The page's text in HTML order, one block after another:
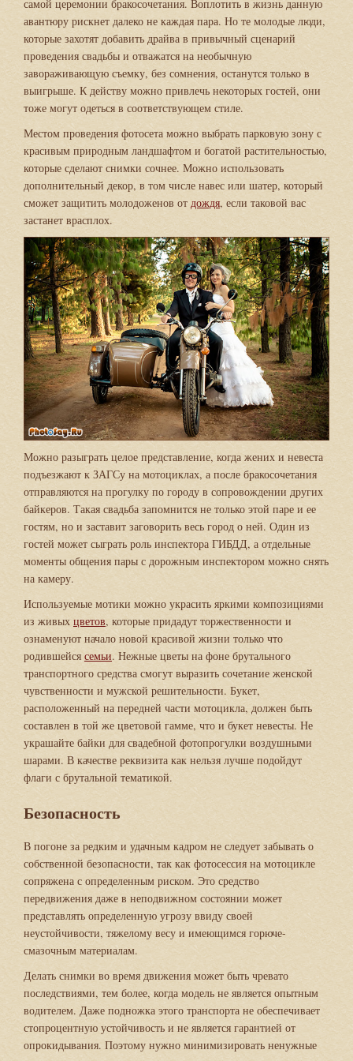
самой церемонии бракосочетания. Воплотить в жизнь данную
авантюру рискнет далеко не каждая пара. Но те молодые люди,
которые захотят добавить драйва в привычный сценарий
проведения свадьбы и отважатся на необычную
завораживающую съемку, без сомнения, останутся только в
выигрыше. К действу можно привлечь некоторых гостей, они
тоже могут одеться в соответствующем стиле.
Местом проведения фотосета можно выбрать парковую зону с
красивым природным ландшафтом и богатой растительностью,
которые сделают снимки сочнее. Можно использовать
дополнительный декор, в том числе навес или шатер, который
сможет защитить молодоженов от дождя, если таковой вас
застанет врасплох.
Можно разыграть целое представление, когда жених и невеста
подъезжают к ЗАГСу на мотоциклах, а после бракосочетания
отправляются на прогулку по городу в сопровождении других
байкеров. Такая свадьба запомнится не только этой паре и ее
гостям, но и заставит заговорить весь город о ней. Один из
гостей может сыграть роль инспектора ГИБДД, а отдельные
моменты общения пары с дорожным инспектором можно снять
на камеру.
Используемые мотики можно украсить яркими композициями
из живых цветов, которые придадут торжественности и
ознаменуют начало новой красивой жизни только что
родившейся семьи. Нежные цветы на фоне брутального
транспортного средства смогут выразить сочетание женской
чувственности и мужской решительности. Букет,
расположенный на передней части мотоцикла, должен быть
составлен в той же цветовой гамме, что и букет невесты. Не
украшайте байки для свадебной фотопрогулки воздушными
шарами. В качестве реквизита как нельзя лучше подойдут
флаги с брутальной тематикой.
Безопасность
В погоне за редким и удачным кадром не следует забывать о
собственной безопасности, так как фотосессия на мотоцикле
сопряжена с определенным риском. Это средство
передвижения даже в неподвижном состоянии может
представлять определенную угрозу ввиду своей
неустойчивости, тяжелому весу и имеющимся горюче-
смазочным материалам.
Делать снимки во время движения может быть чревато
последствиями, тем более, когда модель не является опытным
водителем. Даже подножка этого транспорта не обеспечивает
стопроцентную устойчивость и не является гарантией от
опрокидывания. Поэтому нужно минимизировать ненужные